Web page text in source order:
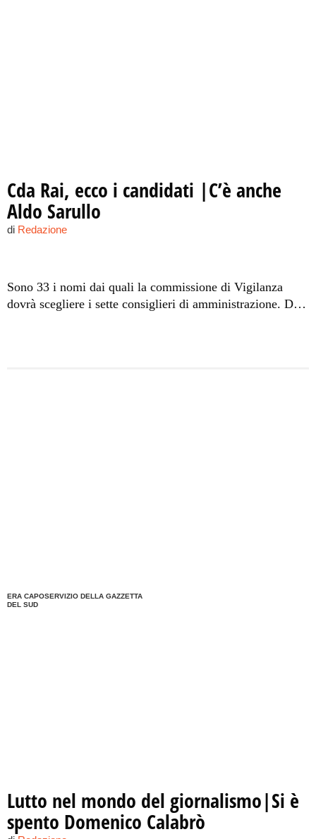
Cda Rai, ecco i candidati |C’è anche
Aldo Sarullo
di Redazione
Sono 33 i nomi dai quali la commissione di Vigilanza
dovrà scegliere i sette consiglieri di amministrazione. Due
ERA CAPOSERVIZIO DELLA GAZZETTA
DEL SUD
Lutto nel mondo del giornalismo|Si è
spento Domenico Calabrò